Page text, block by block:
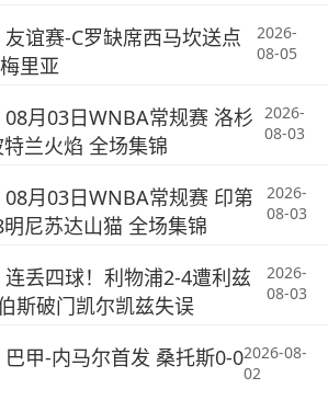
谊赛-C罗缺席西马坎送点
里亚
2026-
08-05
月03日WNBA常规赛 洛杉
兰火焰 全场集锦
2026-
08-03
月03日WNBA常规赛 印第
尼苏达山猫 全场集锦
2026-
08-03
丢四球！利物浦2-4遭利兹
斯破门凯尔凯兹失误
2026-
08-03
甲-内马尔首发 桑托斯0-02026-08-
02